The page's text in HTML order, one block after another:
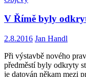
V Římě byly
2.8.2016 Jan Handl
Při výstavbě nového
předměstí byly odkryty
je datován někam mezi